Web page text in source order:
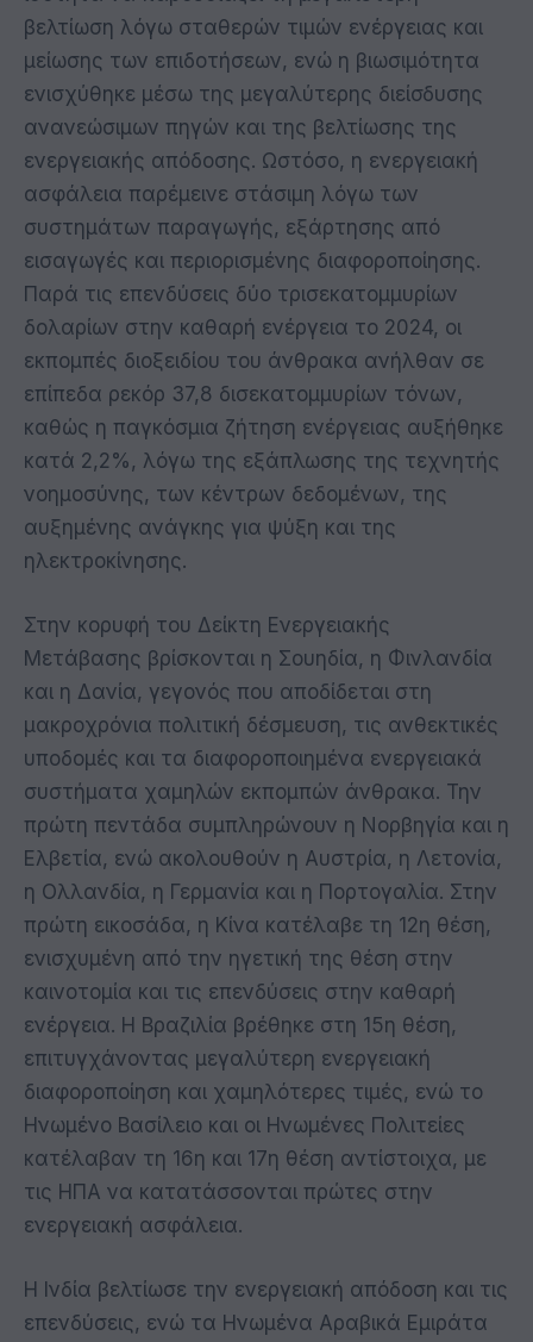
βελτίωση λόγω σταθερών τιμών ενέργειας και
μείωσης των επιδοτήσεων, ενώ η βιωσιμότητα
ενισχύθηκε μέσω της μεγαλύτερης διείσδυσης
ανανεώσιμων πηγών και της βελτίωσης της
ενεργειακής απόδοσης. Ωστόσο, η ενεργειακή
ασφάλεια παρέμεινε στάσιμη λόγω των
συστημάτων παραγωγής, εξάρτησης από
εισαγωγές και περιορισμένης διαφοροποίησης.
Παρά τις επενδύσεις δύο τρισεκατομμυρίων
δολαρίων στην καθαρή ενέργεια το 2024, οι
εκπομπές διοξειδίου του άνθρακα ανήλθαν σε
επίπεδα ρεκόρ 37,8 δισεκατομμυρίων τόνων,
καθώς η παγκόσμια ζήτηση ενέργειας αυξήθηκε
κατά 2,2%, λόγω της εξάπλωσης της τεχνητής
νοημοσύνης, των κέντρων δεδομένων, της
αυξημένης ανάγκης για ψύξη και της
ηλεκτροκίνησης.
Στην κορυφή του Δείκτη Ενεργειακής
Μετάβασης βρίσκονται η Σουηδία, η Φινλανδία
και η Δανία, γεγονός που αποδίδεται στη
μακροχρόνια πολιτική δέσμευση, τις ανθεκτικές
υποδομές και τα διαφοροποιημένα ενεργειακά
συστήματα χαμηλών εκπομπών άνθρακα. Την
πρώτη πεντάδα συμπληρώνουν η Νορβηγία και η
Ελβετία, ενώ ακολουθούν η Αυστρία, η Λετονία,
η Ολλανδία, η Γερμανία και η Πορτογαλία. Στην
πρώτη εικοσάδα, η Κίνα κατέλαβε τη 12η θέση,
ενισχυμένη από την ηγετική της θέση στην
καινοτομία και τις επενδύσεις στην καθαρή
ενέργεια. Η Βραζιλία βρέθηκε στη 15η θέση,
επιτυγχάνοντας μεγαλύτερη ενεργειακή
διαφοροποίηση και χαμηλότερες τιμές, ενώ το
Ηνωμένο Βασίλειο και οι Ηνωμένες Πολιτείες
κατέλαβαν τη 16η και 17η θέση αντίστοιχα, με
τις ΗΠΑ να κατατάσσονται πρώτες στην
ενεργειακή ασφάλεια.
Η Ινδία βελτίωσε την ενεργειακή απόδοση και τις
επενδύσεις, ενώ τα Ηνωμένα Αραβικά Εμιράτα